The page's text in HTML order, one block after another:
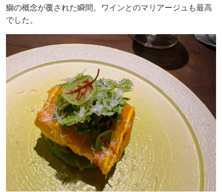
鰤の概念が覆された瞬間。ワインとのマリアージュも最高
でした。